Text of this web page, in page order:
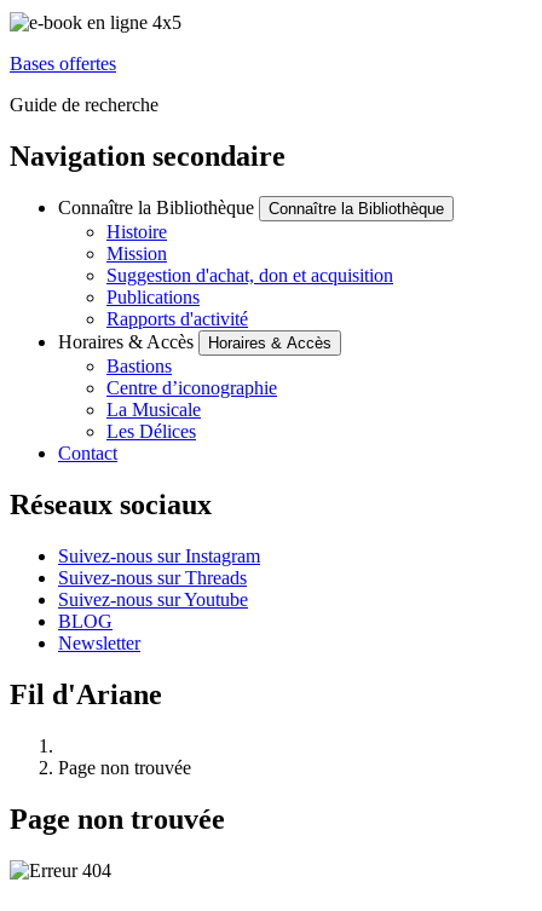
Bases offertes
Guide de recherche
Navigation secondaire
Connaître la Bibliothèque Connaître la Bibliothèque
Histoire
Mission
Suggestion d'achat, don et acquisition
Publications
Rapports d'activité
Horaires & Accès
Horaires & Accès
Bastions
Centre d’iconographie
La Musicale
Les Délices
Contact
Réseaux sociaux
Suivez-nous sur Instagram
Suivez-nous sur Threads
Suivez-nous sur Youtube
BLOG
Newsletter
Fil d'Ariane
Page non trouvée
Page non trouvée